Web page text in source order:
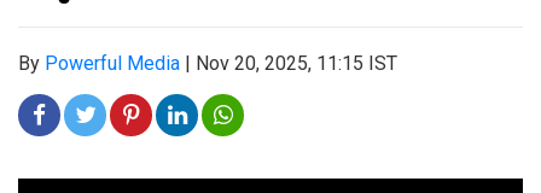
By Powerful Media | Nov 20, 2025, 11:15 IST